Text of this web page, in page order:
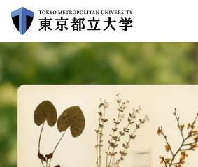
イ
ン
ン
テ
ン
ツ
に
キ
グローバルメニューにスキップ